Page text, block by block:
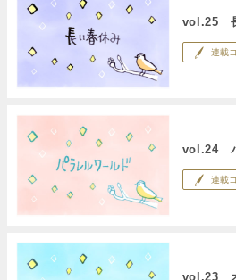
vol.25
連載
vol.24
連載
vol.23